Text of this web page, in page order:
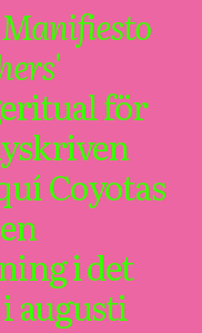
för
Coyotas
i det
augusti